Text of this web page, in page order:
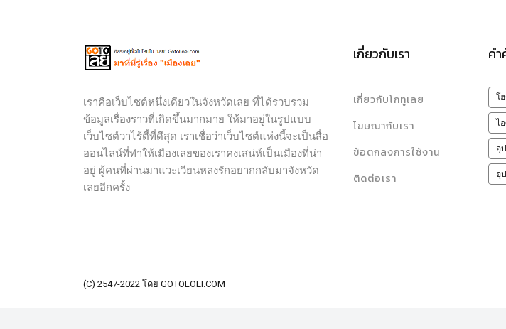
เราคือเว็บไซต์หนึ่งเดียวในจังหวัดเลย ที่ได้รวบรวม
ข้อมูลเรื่องราวที่เกิดขึ้นมากมาย ให้มาอยู่ในรูปแบบ
เว็บไซต์วาไร้ตี้ที่ดีสุด เราเชื่อว่าเว็บไซต์แห่งนี้จะเป็นสื่อ
ออนไลน์ที่ทำให้เมืองเลยของเราคงเสน่ห์เป็นเมืองที่น่า
อยู่ ผู้คนที่ผ่านมาแวะเวียนหลงรักอยากกลับมาจังหวัด
เลยอีกครั้ง
เกี่ยวกับเรา
เกี่ยวกับโกทูเลย
โฆษณากับเรา
ข้อตกลงการใช้งาน
ติดต่อเรา
ค
โ
ไ
อุ
อุ
(C) 2547-2022 โดย GOTOLOEI.COM